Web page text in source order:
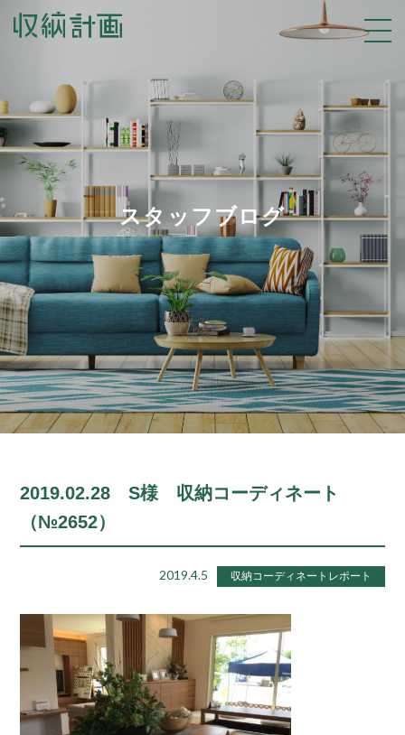
スタッフブログ
2019.02.28 S様 収納コーディネート
（№2652）
2019.4.5 収納コーディネートレポート